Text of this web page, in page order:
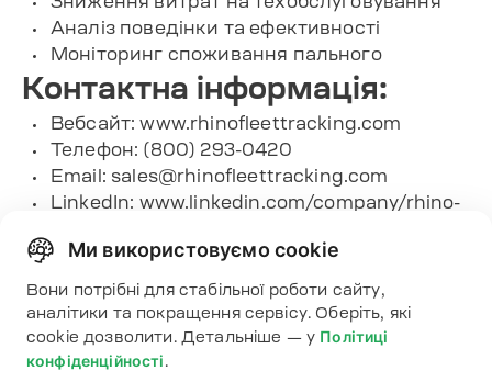
Ми використовуємо cookie
Вони потрібні для стабільної роботи сайту,
аналітики та покращення сервісу. Оберіть, які
cookie дозволити. Детальніше — у Політиці
конфіденційності .
Аналіз поведінки та ефективності
Моніторинг споживання пального
Контактна інформація:
Вебсайт: www.rhinofleettracking.com
Телефон: (800) 293-0420
Email: sales@rhinofleettracking.com
LinkedIn: www.linkedin.com/company/rhino-
Facebook:
www.facebook.com/rhinofleettracking
Twitter: x.com/rhinofleets
Instagram:
www.instagram.com/rhinofleettracking